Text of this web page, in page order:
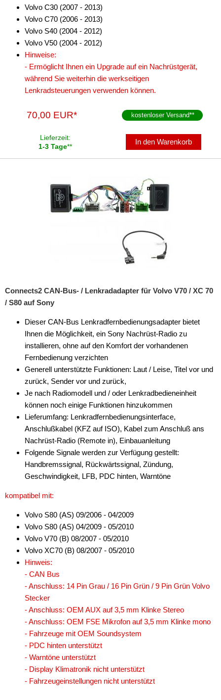
alle Signale + LFB
Alpine
Blaupunkt
Clarion
Continental
Digital Dynamic
Kenwood
VDO
XZent
Zenec
Tachosignal
Zündungssignal
für VW
Universal
Cinch-Kabel
DAB+
Entriegelung
Entstörmaterial
Ersatzteile
Fahrzeughalter
Fernbedienungen
Freischaltmodule
Freisprechadapter
Handyhalterungen
kabellos Laden
Volvo C30 (2007 - 2013)
Volvo C70 (2006 - 2013)
Volvo S40 (2004 - 2012)
Volvo V50 (2004 - 2012)
Hinweise:
- Ermöglicht Ihnen ein Upgrade auf ein Nachrüstgerät,
während Sie weiterhin die werkseitigen
Lenkradsteuerungen verwenden können.
70,00 EUR* kostenloser Versand**
Lieferzeit:
1-3 Tage**
In den Warenkorb
Connects2 CAN-Bus- / Lenkradadapter für Volvo V70 / XC 70
/ S80 auf Sony
Dieser CAN-Bus Lenkradfernbedienungsadapter bietet
Ihnen die Möglichkeit, ein Sony Nachrüst-Radio zu
installieren, ohne auf den Komfort der vorhandenen
Fernbedienung verzichten
Generell unterstützte Funktionen: Laut / Leise, Titel vor und
zurück, Sender vor und zurück,
Je nach Radiomodell und / oder Lenkradbedieneinheit
können noch einige Funktionen hinzukommen
Lieferumfang: Lenkradfernbedienungsinterface,
Anschlußkabel (KFZ auf ISO), Kabel zum Anschluß ans
Nachrüst-Radio (Remote in), Einbauanleitung
Folgende Signale werden zur Verfügung gestellt:
Handbremssignal, Rückwärtssignal, Zündung,
Geschwindigkeit, LFB, PDC hinten, Warntöne
kompatibel mit:
Volvo S80 (AS) 09/2006 - 04/2009
Volvo S80 (AS) 04/2009 - 05/2010
Volvo V70 (B) 08/2007 - 05/2010
Volvo XC70 (B) 08/2007 - 05/2010
Hinweis:
- CAN Bus
- Anschluss: 14 Pin Grau / 16 Pin Grün / 9 Pin Grün Volvo
Stecker
- Anschluss: OEM AUX auf 3,5 mm Klinke Stereo
- Anschluss: OEM FSE Mikrofon auf 3,5 mm Klinke mono
- Fahrzeuge mit OEM Soundsystem
- PDC hinten unterstützt
- Warntöne unterstützt
- Display Klimatronik nicht unterstützt
- Fahrzeugeinstellungen nicht unterstützt